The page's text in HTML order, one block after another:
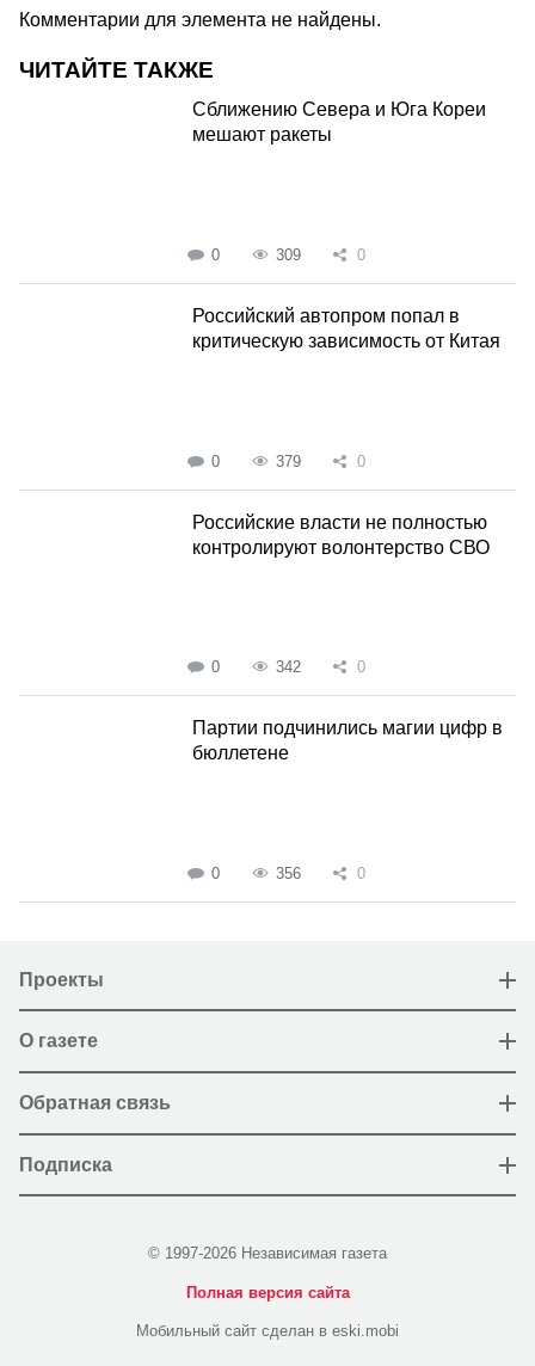
Комментарии для элемента не найдены.
ЧИТАЙТЕ ТАКЖЕ
Сближению Севера и Юга Кореи
мешают ракеты
0 309 0
Российский автопром попал в
критическую зависимость от Китая
0 379 0
Российские власти не полностью
контролируют волонтерство СВО
0 342 0
Партии подчинились магии цифр в
бюллетене
0 356 0
Проекты
О газете
Обратная связь
Подписка
© 1997-2026 Независимая газета
Полная версия сайта
Мобильный сайт сделан в eski.mobi